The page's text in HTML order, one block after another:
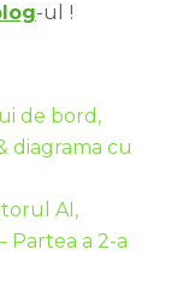
-ul !
de bord,
diagrama cu
AI,
Partea a 2-a